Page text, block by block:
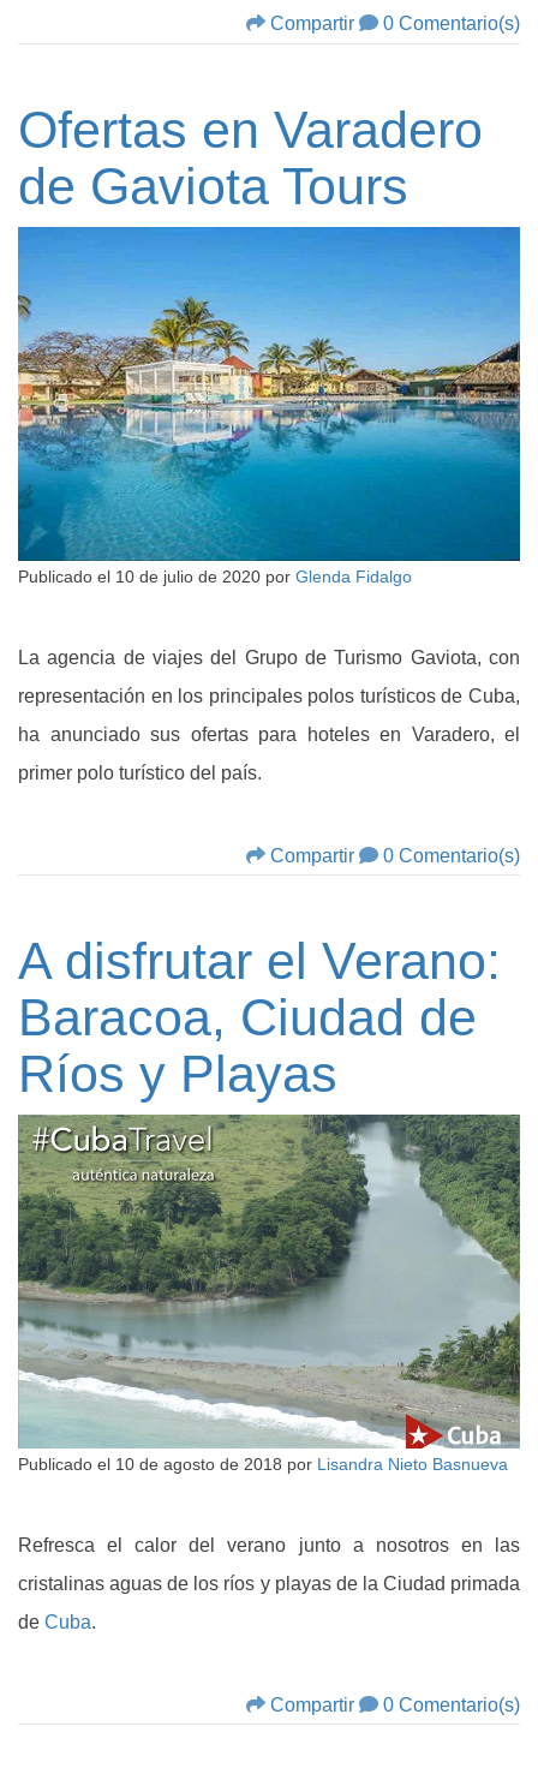
Compartir 0 Comentario(s)
Ofertas en Varadero
de Gaviota Tours
Publicado el 10 de julio de 2020 por Glenda Fidalgo
La agencia de viajes del Grupo de Turismo Gaviota, con
representación en los principales polos turísticos de Cuba,
ha anunciado sus ofertas para hoteles en Varadero, el
primer polo turístico del país.
Compartir 0 Comentario(s)
A disfrutar el Verano:
Baracoa, Ciudad de
Ríos y Playas
Publicado el 10 de agosto de 2018 por Lisandra Nieto Basnueva
Refresca el calor del verano junto a nosotros en las
cristalinas aguas de los ríos y playas de la Ciudad primada
de Cuba.
Compartir 0 Comentario(s)